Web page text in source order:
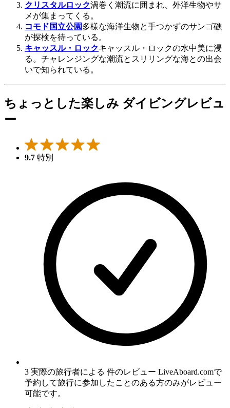
クリスタルロック渦巻く潮流に囲まれ、外洋生物やサ
メが集まってくる。
コモド国立公園多様な海洋生物と手つかずのサンゴ礁
が探検を待っている。
キャッスル・ロックキャッスル・ロックの水中美に浸
る。チャレンジングな潮流とスリリングな海との出会
いで知られている。
ちょっとした楽しみ ダイビングレビュ
ー
9.7 特別
3 実際の旅行者による 件のレビュー LiveAboard.comで
予約して旅行に参加したことのある方のみがレビュー
可能です。